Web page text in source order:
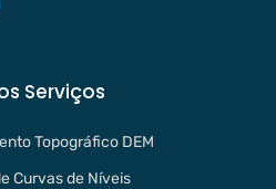
Serviços
Topográfico DEM
Curvas de Níveis